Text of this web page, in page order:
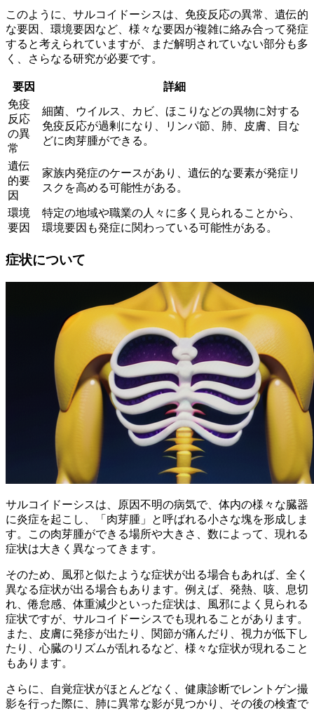
このように、サルコイドーシスは、 免疫反応の異常、遺伝的
な要因、環境要因 など、様々な要因が複雑に絡み合って発症
すると考えられていますが、まだ解明されていない部分も多
く、さらなる研究が必要です。
要因
詳細
免疫
反応
の異
常
細菌、ウイルス、カビ、ほこりなどの異物に対する
免疫反応が過剰になり、リンパ節、肺、皮膚、目な
どに肉芽腫ができる。
遺伝
的要
因
家族内発症のケースがあり、遺伝的な要素が発症リ
スクを高める可能性がある。
環境
要因
特定の地域や職業の人々に多く見られることから、
環境要因も発症に関わっている可能性がある。
症状について
サルコイドーシスは、 原因不明の病気で、体内の様々な臓器
に炎症を起こし、
「肉芽腫」と呼ばれる小さな塊を形成しま
す。この肉芽腫ができる場所や大きさ、数によって、現れる
症状は大きく異なってきます。
そのため、風邪と似たような症状が出る場合もあれば、全く
異なる症状が出る場合もあります。例えば、発熱、咳、息切
れ、倦怠感、体重減少といった症状は、風邪によく見られる
症状ですが、サルコイドーシスでも現れることがあります。
また、皮膚に発疹が出たり、関節が痛んだり、視力が低下し
たり、心臓のリズムが乱れるなど、様々な症状が現れること
もあります。
さらに、 自覚症状がほとんどなく
、健康診断でレントゲン撮
影を行った際に、肺に異常な影が見つかり、その後の検査で